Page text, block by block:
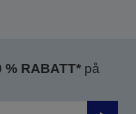
% RABATT*på